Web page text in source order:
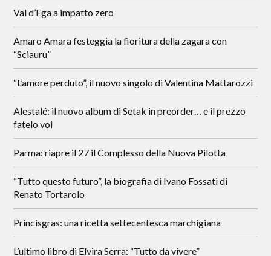
Val d’Ega a impatto zero
Amaro Amara festeggia la fioritura della zagara con
“Sciauru”
“L’amore perduto”, il nuovo singolo di Valentina Mattarozzi
Alestalé: il nuovo album di Setak in preorder… e il prezzo
fatelo voi
Parma: riapre il 27 il Complesso della Nuova Pilotta
“Tutto questo futuro”, la biografia di Ivano Fossati di
Renato Tortarolo
Princisgras: una ricetta settecentesca marchigiana
L’ultimo libro di Elvira Serra: “Tutto da vivere”